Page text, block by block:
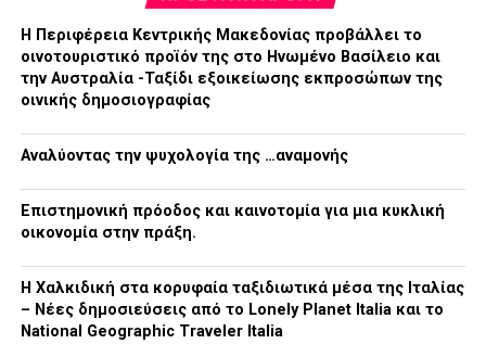
H Περιφέρεια Κεντρικής Μακεδονίας προβάλλει το
οινοτουριστικό προϊόν της στο Ηνωμένο Βασίλειο και
την Αυστραλία -Ταξίδι εξοικείωσης εκπροσώπων της
οινικής δημοσιογραφίας
Αναλύοντας την ψυχολογία της …αναμονής
Επιστημονική πρόοδος και καινοτομία για μια κυκλική
οικονομία στην πράξη.
Η Χαλκιδική στα κορυφαία ταξιδιωτικά μέσα της Ιταλίας
– Νέες δημοσιεύσεις από το Lonely Planet Italia και το
National Geographic Traveler Italia